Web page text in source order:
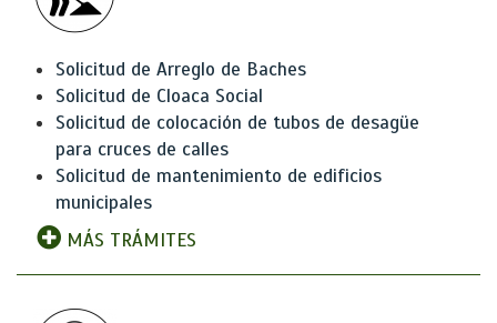
Solicitud de Arreglo de Baches
Solicitud de Cloaca Social
Solicitud de colocación de tubos de desagüe
para cruces de calles
Solicitud de mantenimiento de edificios
municipales
MÁS TRÁMITES